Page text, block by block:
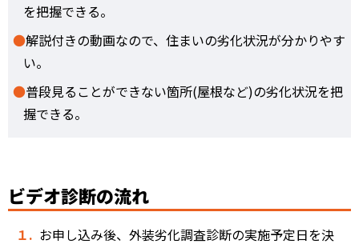
を把握できる。
解説付きの動画なので、住まいの劣化状況が分かりやす
い。
普段見ることができない箇所(屋根など)の劣化状況を把
握できる。
ビデオ診断の流れ
１. お申し込み後、外装劣化調査診断の実施予定日を決